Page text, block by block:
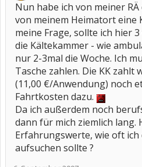
Nun habe ich von meiner
von meinem Heimatort eine
meine Frage, sollte ich hier
die Kältekammer - wie
nur 2-3mal die Woche. Ich
Tasche zahlen. Die KK zahlt
(11,00 €/Anwendung) noch
Fahrtkosten dazu.
Da ich außerdem noch
dann für mich ziemlich lang.
Erfahrungswerte, wie oft ich
aufsuchen sollte ?